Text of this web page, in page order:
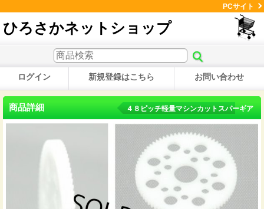
PCサイト
ひろさかネットショップ
ログイン 新規登録はこちら お問い合わせ
商品詳細 ４８ピッチ軽量マシンカットスパーギア